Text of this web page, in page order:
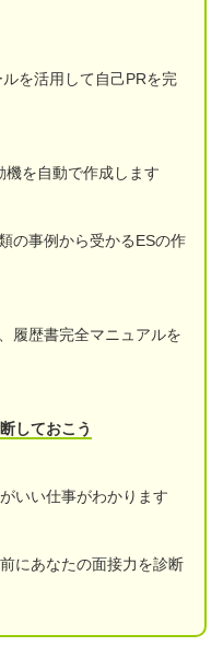
を活用して自己PRを完
を自動で作成します
の事例から受かるESの作
履歴書完全マニュアルを
しておこう
いい仕事がわかります
にあなたの面接力を診断